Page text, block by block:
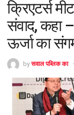
क्रिएटर्स
संवाद, कहा
ऊर्जा का
by सवाल पब्लिक का